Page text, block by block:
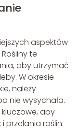
aspektów
te
aby utrzymać
W okresie
należy
nie wysychała.
kluczowe, aby
przelania roślin.